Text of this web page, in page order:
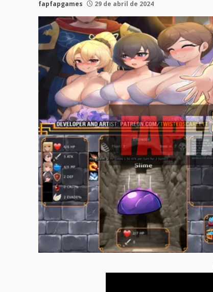
fapfapgames 29 de abril de 2024